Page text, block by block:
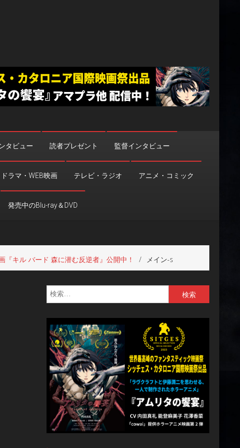
タビュー 読者プレゼント 監督インタビュー
ドラマ・WEB映画 テレビ・ラジオ アニメ・コミック
発売中のBlu-ray＆DVD
キル バード 森に潜む反逆者』公開中！ メイン-s
索: